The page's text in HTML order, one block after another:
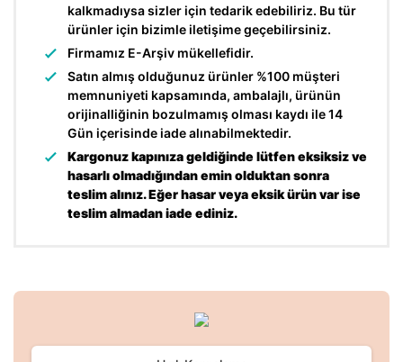
kalkmadıysa sizler için tedarik edebiliriz. Bu tür
ürünler için bizimle iletişime geçebilirsiniz.
Firmamız E-Arşiv mükellefidir.
Satın almış olduğunuz ürünler %100 müşteri
memnuniyeti kapsamında, ambalajlı, ürünün
orijinalliğinin bozulmamış olması kaydı ile 14
Gün içerisinde iade alınabilmektedir.
Kargonuz kapınıza geldiğinde lütfen eksiksiz ve
hasarlı olmadığından emin olduktan sonra
teslim alınız. Eğer hasar veya eksik ürün var ise
teslim almadan iade ediniz.
Bu ürüne ilk yorumu siz yapın!
kullanarak tarafımıza iletebilirsiniz.